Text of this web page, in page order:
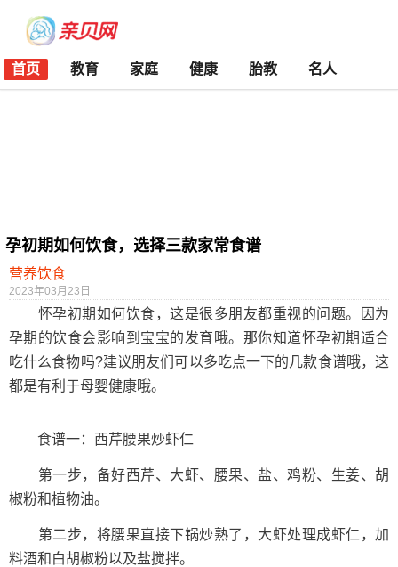
首页 教育 家庭 健康 胎教 名人
孕初期如何饮食，选择三款家常食谱
营养饮食
2023年03月23日
怀孕初期如何饮食，这是很多朋友都重视的问题。因为
孕期的饮食会影响到宝宝的发育哦。那你知道怀孕初期适合
吃什么食物吗?建议朋友们可以多吃点一下的几款食谱哦，这
都是有利于母婴健康哦。
食谱一：西芹腰果炒虾仁
第一步，备好西芹、大虾、腰果、盐、鸡粉、生姜、胡
椒粉和植物油。
第二步，将腰果直接下锅炒熟了，大虾处理成虾仁，加
料酒和白胡椒粉以及盐搅拌。